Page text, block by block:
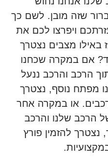
שזה מובן. לשם כך
ויפרצו לכם את
באילו מצבים נצטרך
אם במקרה שכחנו
הרכב והרכב ננעל
מפתח נוסף, נצטרך
רכבים. או במקרה אחר
הרכב שלנו והרכב
נצטרך להזמין פורץ